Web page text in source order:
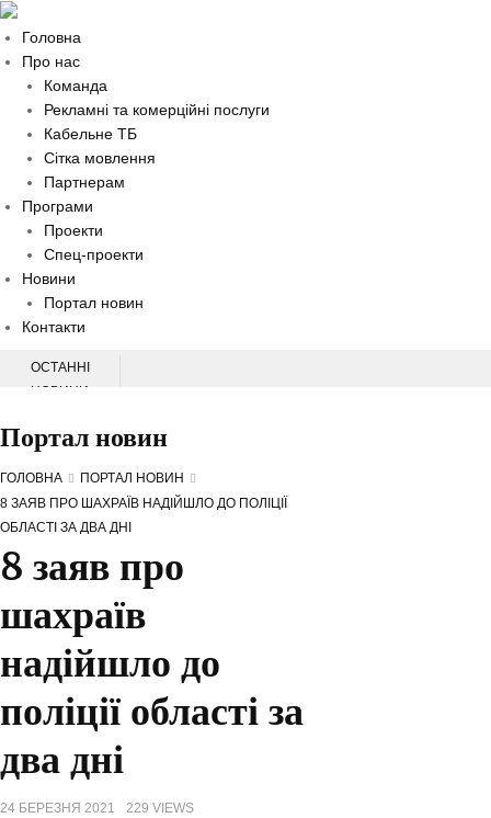
Головна
Про нас
Команда
Рекламні та комерційні послуги
Кабельне ТБ
Сітка мовлення
Партнерам
Програми
Проекти
Спец-проекти
Новини
Портал новин
Контакти
ОСТАННІ
НОВИНИ
ДОПОМОГИ
НА ХМЕЛЬНИЧЧИНІ ВІДЗНАЧИЛИ МІЖНАРОДНИЙ ДЕНЬ СІМ’Ї
СЕРГІЙ ТЮРІН ПРИВІТАВ МУЗЕЙНИКІВ ОБЛАСТІ З ПРОФЕСІЙНИМ
СВЯТОМ
ЗАХИСНИКІВ З ХМЕЛЬНИЧЧИНИ ВІДЗНАЧЕНО ВИСОКИМИ ДЕРЖАВНИМИ
НАГОРОДАМИ (ПОСМЕРТНО)
Портал новин
ГОЛОВНА
ПОРТАЛ НОВИН
8 ЗАЯВ ПРО ШАХРАЇВ НАДІЙШЛО ДО ПОЛІЦІЇ
ОБЛАСТІ ЗА ДВА ДНІ
8 заяв про
шахраїв
надійшло до
поліції області за
два дні
24 БЕРЕЗНЯ 2021
229 VIEWS